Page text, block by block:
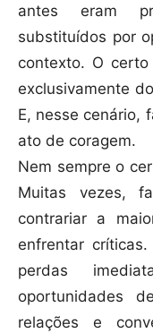
antes eram
substituídos por
contexto. O
exclusivamente
E, nesse cenário,
ato de coragem.
Nem sempre o
Muitas vezes,
contrariar a
enfrentar
perdas
oportunidades
relações e